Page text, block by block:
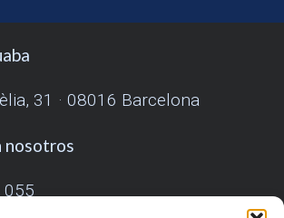
31 · 08016 Barcelona
nosotros
055